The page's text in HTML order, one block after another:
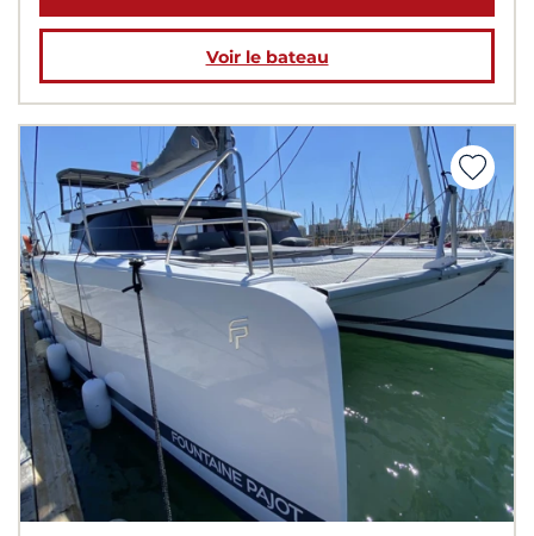
Voir le bateau